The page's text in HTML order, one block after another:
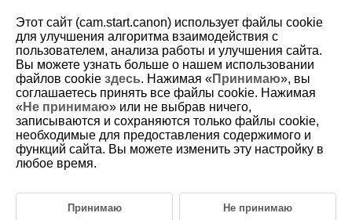
D095-071
Формат дисплея видоискателя
Выберите [ :Форм.дисп.видоиск].
Этот сайт (cam.start.canon) использует файлы cookie
для улучшения алгоритма взаимодействия с
пользователем, анализа работы и улучшения сайта.
Вы можете узнать больше о нашем использовании
файлов cookie здесь. Нажимая «Принимаю», вы
соглашаетесь принять все файлы cookie. Нажимая
«Не принимаю» или не выбрав ничего,
записываются и сохраняются только файлы cookie,
необходимые для предоставления содержимого и
функций сайта. Вы можете изменить эту настройку в
любое время.
Принимаю Не принимаю